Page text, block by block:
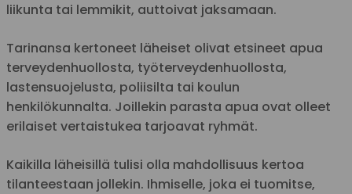
liikunta tai lemmikit, auttoivat jaksamaan.
Tarinansa kertoneet läheiset olivat etsineet apua
terveydenhuollosta, työterveydenhuollosta,
lastensuojelusta, poliisilta tai koulun
henkilökunnalta. Joillekin parasta apua ovat olleet
erilaiset vertaistukea tarjoavat ryhmät.
Kaikilla läheisillä tulisi olla mahdollisuus kertoa
tilanteestaan jollekin. Ihmiselle, joka ei tuomitse,